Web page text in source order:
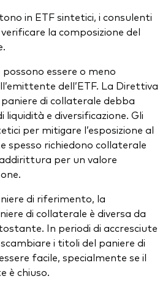
in ETF sintetici, i consulenti
la composizione del
essere o meno
dell’ETF. La Direttiva
paniere di collaterale debba
liquidità e diversificazione. Gli
per mitigare l’esposizione al
spesso richiedono collaterale
per un valore
di riferimento, la
di collaterale è diversa da
In periodi di accresciute
i titoli del paniere di
facile, specialmente se il
è chiuso.